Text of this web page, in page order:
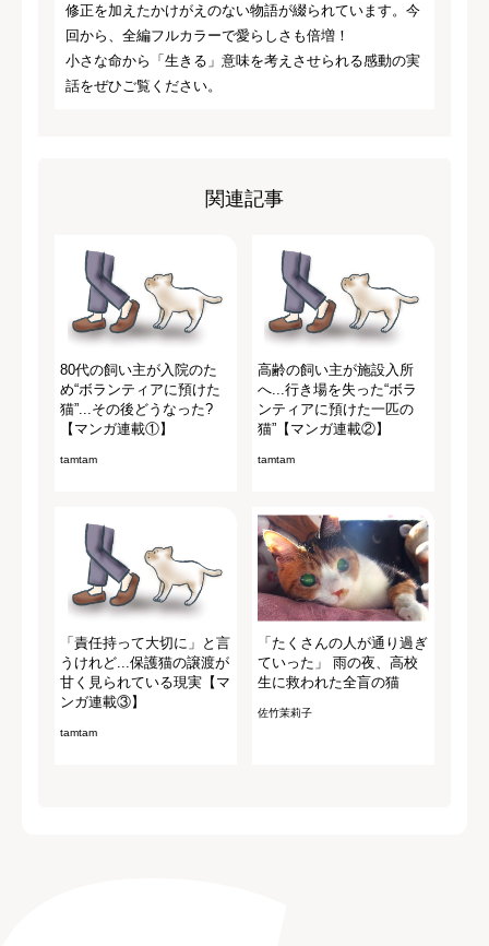
修正を加えたかけがえのない物語が綴られています。今
回から、全編フルカラーで愛らしさも倍増！
小さな命から「生きる」意味を考えさせられる感動の実
話をぜひご覧ください。
関連記事
80代の飼い主が入院のた
め“ボランティアに預けた
猫”...その後どうなった?
【マンガ連載①】
tamtam
高齢の飼い主が施設入所
へ...行き場を失った“ボラ
ンティアに預けた一匹の
猫”【マンガ連載②】
tamtam
「責任持って大切に」と言
うけれど...保護猫の譲渡が
甘く見られている現実【マ
ンガ連載③】
tamtam
「たくさんの人が通り過ぎ
ていった」 雨の夜、高校
生に救われた全盲の猫
佐竹茉莉子